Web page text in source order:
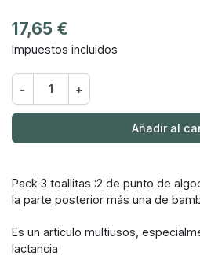
17,65 €
Impuestos incluidos
- +
Añadir al
Pack 3 toallitas :2 de punto de
la parte posterior más una de
Es un articulo multiusos,
lactancia